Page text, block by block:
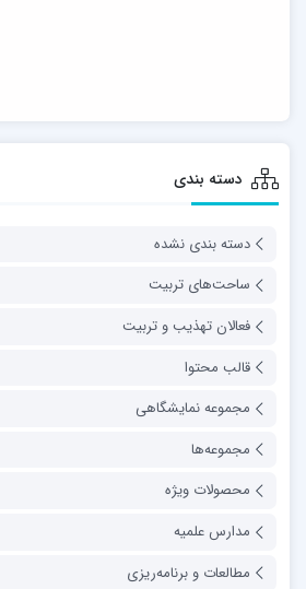
دسته بندی
دسته بندی نشده
ساحت‌های تربیت
فعالان تهذیب و تربیت
قالب محتوا
مجموعه نمایشگاهی
مجموعه‌ها
محصولات ویژه
مدارس علمیه
مطالعات و برنامه‌ریزی